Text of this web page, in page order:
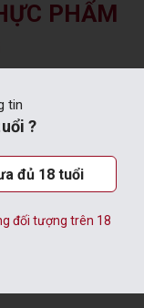
PHẨM
Tỉnh Lâm Đồng,
tin
?
đủ 18 tuổi
đối tượng trên 18